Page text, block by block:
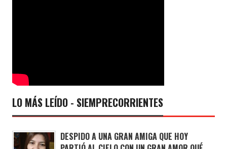
LO MÁS LEÍDO - SIEMPRECORRIENTES
DESPIDO A UNA GRAN AMIGA QUE HOY